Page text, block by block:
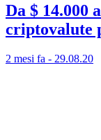
Da $ 14.000
criptovalute
2 mesi fa - 29.08.20